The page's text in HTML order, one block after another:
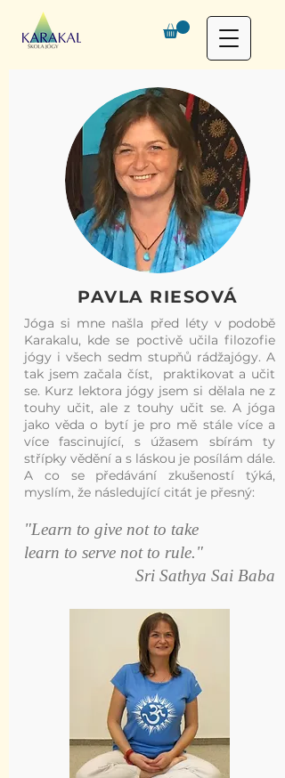
PAVLA RIESOVÁ
Jóga si mne našla před léty v podobě
Karakalu, kde se poctivě učila filozofie
jógy i všech sedm stupňů rádžajógy. A
tak jsem začala číst, praktikovat a učit
se. Kurz lektora jógy jsem si dělala ne z
touhy učit, ale z touhy učit se. A jóga
jako věda o bytí je pro mě stále více a
více fascinující, s úžasem sbírám ty
střípky vědění a s láskou je posílám dále.
A co se předávání zkušeností týká,
myslím, že následující citát je přesný:
"Learn to give not to take
learn to serve not to rule."
Sri Sathya Sai Baba